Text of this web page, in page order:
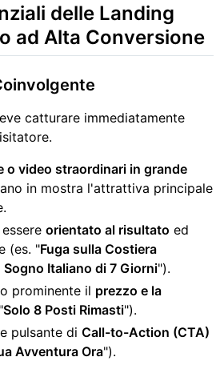
delle Landing
ad Alta Conversione
catturare immediatamente
o video straordinari in grande
in mostra l'attrattiva principale
orientato al risultato ed
(es. "Fuga sulla Costiera
Italiano di 7 Giorni").
prominente il prezzo e la
Solo 8 Posti Rimasti").
pulsante di Call-to-Action (CTA)
Avventura Ora").